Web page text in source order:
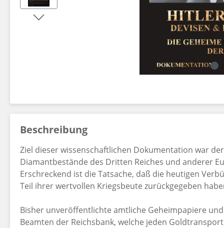
Beschreibung
Ziel dieser wissenschaftlichen Dokumentation war
Diamantbestände des Dritten Reiches und anderer
Erschreckend ist die Tatsache, daß die heutigen
Teil ihrer wertvollen Kriegsbeute zurückgegeben
Bisher unveröffentlichte amtliche Geheimpapiere
Beamten der Reichsbank, welche jeden